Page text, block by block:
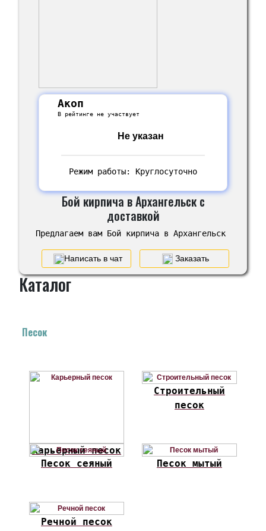
Акоп
В рейтинге не участвует
Не указан
Режим работы: Круглосуточно
Бой кирпича в Архангельск с
доставкой
Предлагаем вам Бой кирпича в Архангельск
Написать в чат Заказать
Каталог
Песок
Карьерный песок
Строительный
песок
Песок сеяный Песок мытый
Речной песок